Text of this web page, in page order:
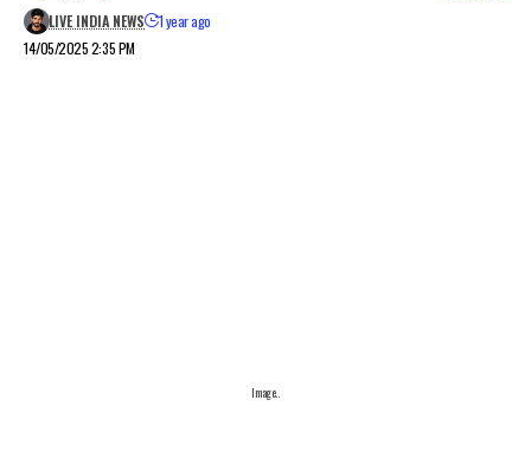
14/05/2025 2:35 PM
LIVE INDIA NEWS 1 year ago
Image..